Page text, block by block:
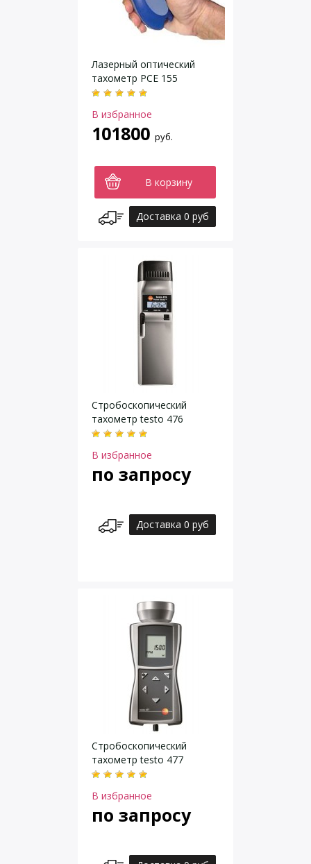
Лазерный оптический
тахометр PCE 155
В избранное
101800 руб.
В корзину
Доставка 0 руб
Стробоскопический
тахометр testo 476
В избранное
по запросу
Доставка 0 руб
Стробоскопический
тахометр testo 477
В избранное
по запросу